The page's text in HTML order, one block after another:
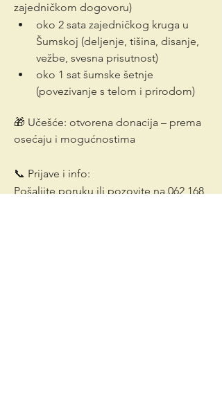
zajedničkom dogovoru)
oko 2 sata zajedničkog kruga u
Šumskoj (deljenje, tišina, disanje,
vežbe, svesna prisutnost)
oko 1 sat šumske šetnje
(povezivanje s telom i prirodom)
🎁 Učešće: otvorena donacija – prema
osećaju i mogućnostima
📞 Prijave i info:
Pošaljite poruku ili pozovite na 062 168